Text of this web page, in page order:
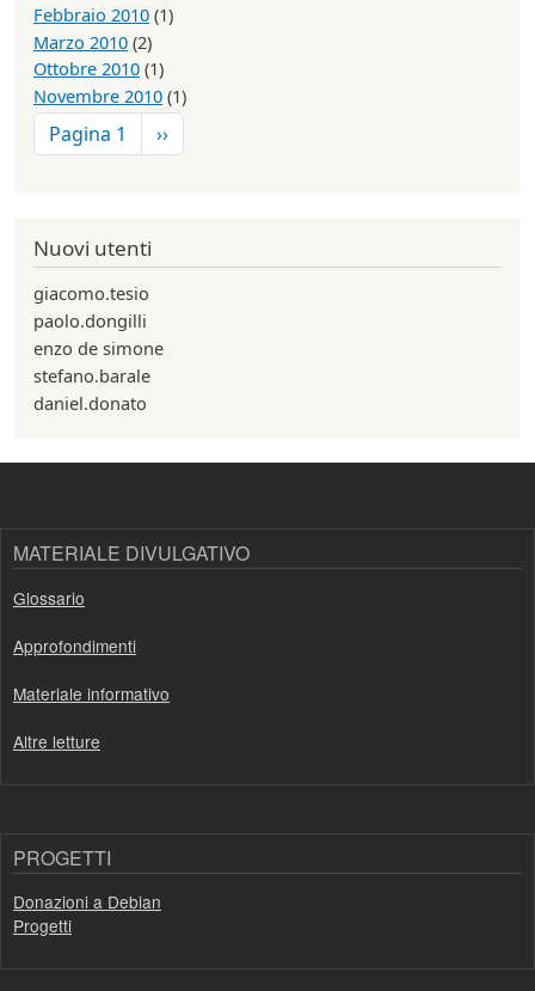
Febbraio 2010 (1)
Marzo 2010 (2)
Ottobre 2010 (1)
Novembre 2010 (1)
Paginazione
Pagina 1 Pagina successiva
››
Nuovi utenti
giacomo.tesio
paolo.dongilli
enzo de simone
stefano.barale
daniel.donato
MATERIALE DIVULGATIVO
Glossario
Approfondimenti
Materiale informativo
Altre letture
PROGETTI
Donazioni a Debian
Progetti